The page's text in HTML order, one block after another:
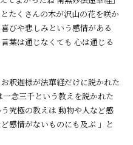
たくさんの木が沢山の花を咲か
びや悲しみという感情がある
葉は通じなくても 心は通じる
釈迦様が法華経だけに説かれた
念三千という教えを説かれた
究極の教えは 動物や人など感
感情がないものにも及ぶ 」と